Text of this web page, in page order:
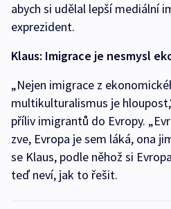
abych si udělal lepší mediální
exprezident.
Klaus: Imigrace je nesmysl
„Nejen imigrace z
multikulturalismus je
příliv imigrantů do Evropy.
zve, Evropa je sem láká, ona
se Klaus, podle něhož si
teď neví, jak to řešit.